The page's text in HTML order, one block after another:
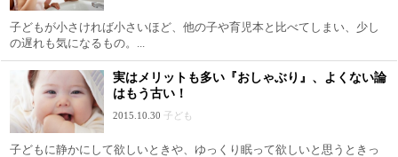
子どもが小さければ小さいほど、他の子や育児本と比べてしまい、少し
の遅れも気になるもの。...
実はメリットも多い『おしゃぶり』、よくない論
はもう古い！
2015.10.30 子ども
子どもに静かにして欲しいときや、ゆっくり眠って欲しいと思うときっ